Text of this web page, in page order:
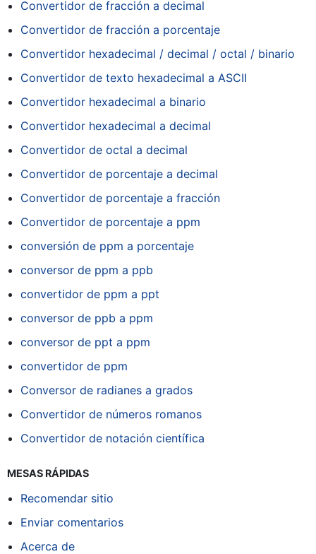
Convertidor de fracción a decimal
Convertidor de fracción a porcentaje
Convertidor hexadecimal / decimal / octal / binario
Convertidor de texto hexadecimal a ASCII
Convertidor hexadecimal a binario
Convertidor hexadecimal a decimal
Convertidor de octal a decimal
Convertidor de porcentaje a decimal
Convertidor de porcentaje a fracción
Convertidor de porcentaje a ppm
conversión de ppm a porcentaje
conversor de ppm a ppb
convertidor de ppm a ppt
conversor de ppb a ppm
conversor de ppt a ppm
convertidor de ppm
Conversor de radianes a grados
Convertidor de números romanos
Convertidor de notación científica
MESAS RÁPIDAS
Recomendar sitio
Enviar comentarios
Acerca de